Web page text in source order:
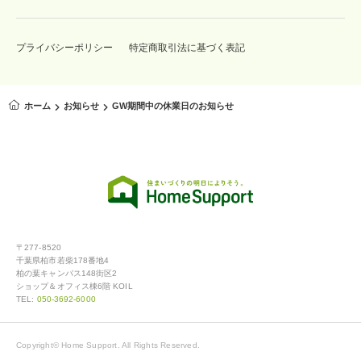
プライバシーポリシー 特定商取引法に基づく表記
ホーム お知らせ GW期間中の休業日のお知らせ
〒277-8520
千葉県柏市若柴178番地4
柏の葉キャンパス148街区2
ショップ＆オフィス棟6階 KOIL
TEL: 050-3692-6000
Copyright© Home Support. All Rights Reserved.